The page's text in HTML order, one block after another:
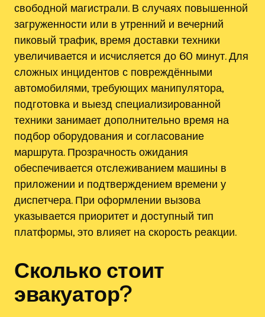
свободной магистрали. В случаях повышенной
загруженности или в утренний и вечерний
пиковый трафик, время доставки техники
увеличивается и исчисляется до 60 минут. Для
сложных инцидентов с повреждёнными
автомобилями, требующих манипулятора,
подготовка и выезд специализированной
техники занимает дополнительно время на
подбор оборудования и согласование
маршрута. Прозрачность ожидания
обеспечивается отслеживанием машины в
приложении и подтверждением времени у
диспетчера. При оформлении вызова
указывается приоритет и доступный тип
платформы, это влияет на скорость реакции.
Сколько стоит
эвакуатор?